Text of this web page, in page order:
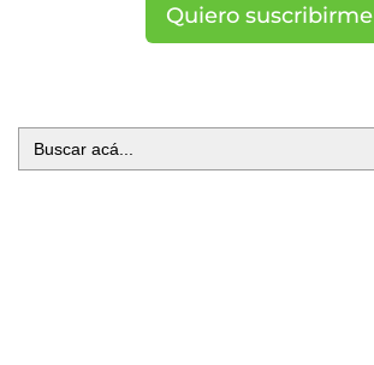
Quiero suscribirme
Buscar: